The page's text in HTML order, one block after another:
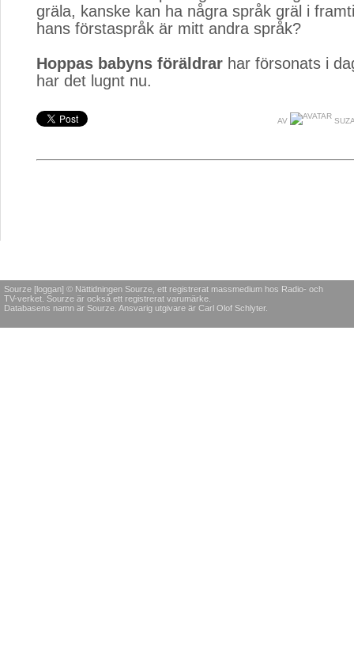
gräla, kanske kan ha några språk gräl i
hans förstaspråk är mitt andra språk?
Hoppas babyns föräldrar har försonats i
har det lugnt nu.
AV
Sourze [loggan] © Nättidningen Sourze, ett registrerat massmedium hos Radio- och
TV-verket. Sourze är också ett registrerat varumärke.
Databasens namn är Sourze. Ansvarig utgivare är Carl Olof Schlyter.